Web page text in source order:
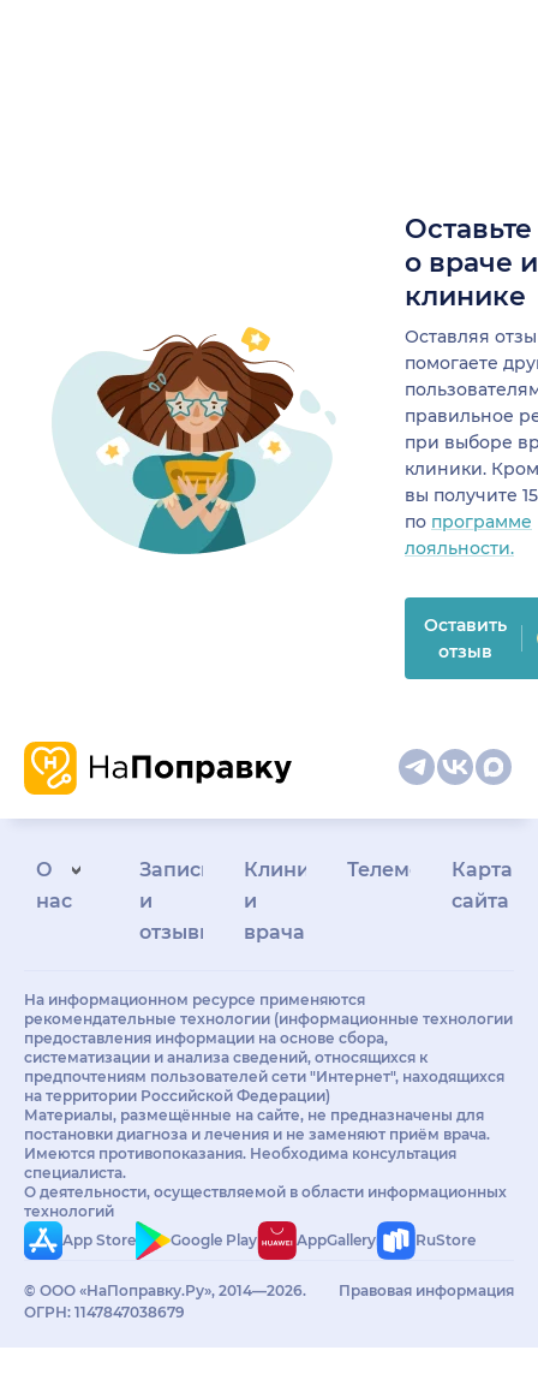
о враче
клинике
Оставляя
помогаете
правильное
при выборе
клиники.
вы получите
по программе
лояльности.
Оставить
отзыв
О
нас
Запись
и
отзывы
Клиникам
и
врачам
Телемедицина
Карта
сайта
На информационном ресурсе применяются
рекомендательные технологии (информационные технологии
предоставления информации на основе сбора,
систематизации и анализа сведений, относящихся к
предпочтениям пользователей сети "Интернет", находящихся
на территории Российской Федерации)
Материалы, размещённые на сайте, не предназначены для
постановки диагноза и лечения и не заменяют приём врача.
Имеются противопоказания. Необходима консультация
специалиста.
О деятельности, осуществляемой в области информационных
технологий
App Store
Google Play AppGallery RuStore
© ООО «НаПоправку.Ру», 2014—2026.
ОГРН: 1147847038679
Правовая информация